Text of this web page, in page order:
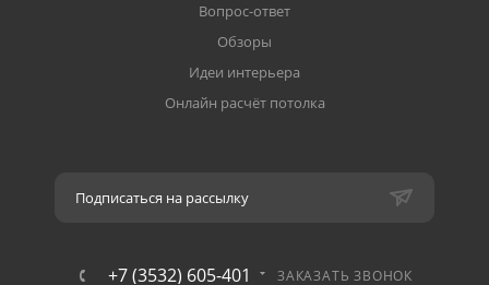
Вопрос-ответ
Обзоры
Идеи интерьера
Онлайн расчёт потолка
Подписаться на рассылку
+7 (3532) 605-401 ЗАКАЗАТЬ ЗВОНОК